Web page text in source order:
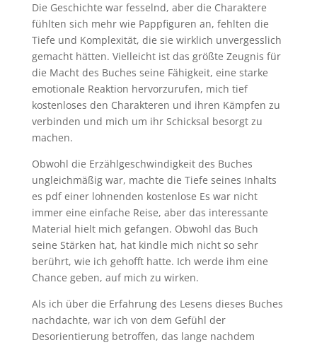
Die Geschichte war fesselnd, aber die Charaktere
fühlten sich mehr wie Pappfiguren an, fehlten die
Tiefe und Komplexität, die sie wirklich unvergesslich
gemacht hätten. Vielleicht ist das größte Zeugnis für
die Macht des Buches seine Fähigkeit, eine starke
emotionale Reaktion hervorzurufen, mich tief
kostenloses den Charakteren und ihren Kämpfen zu
verbinden und mich um ihr Schicksal besorgt zu
machen.
Obwohl die Erzählgeschwindigkeit des Buches
ungleichmäßig war, machte die Tiefe seines Inhalts
es pdf einer lohnenden kostenlose Es war nicht
immer eine einfache Reise, aber das interessante
Material hielt mich gefangen. Obwohl das Buch
seine Stärken hat, hat kindle mich nicht so sehr
berührt, wie ich gehofft hatte. Ich werde ihm eine
Chance geben, auf mich zu wirken.
Als ich über die Erfahrung des Lesens dieses Buches
nachdachte, war ich von dem Gefühl der
Desorientierung betroffen, das lange nachdem